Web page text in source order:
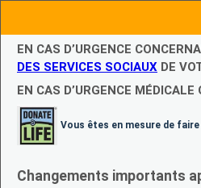
EN CAS D’URGENCE
DES SERVICES SOCIAUX DE
EN CAS D’URGENCE
Vous êtes en mesure de
Changements importants